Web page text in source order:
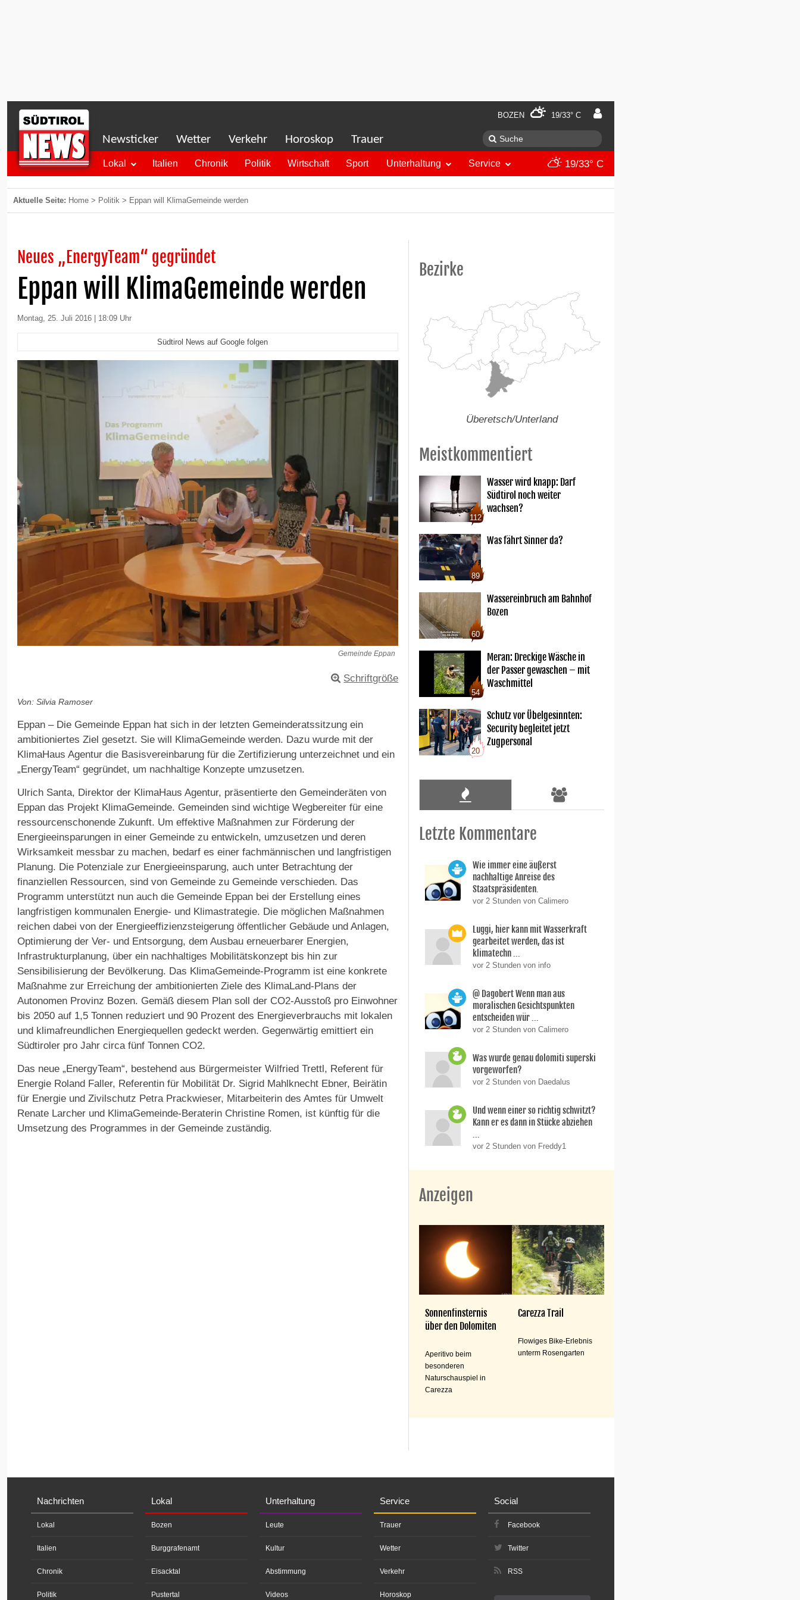
BOZEN 19/33° C
Newsticker Wetter Verkehr Horoskop Trauer
Lokal Italien Chronik Politik Wirtschaft Sport Unterhaltung Service 19/33° C
Aktuelle Seite: Home > Politik > Eppan will KlimaGemeinde werden
Neues „EnergyTeam“ gegründet
Eppan will KlimaGemeinde werden
Montag, 25. Juli 2016 | 18:09 Uhr
Südtirol News auf Google folgen
Gemeinde Eppan
Schriftgröße
Von: Silvia Ramoser
Eppan – Die Gemeinde Eppan hat sich in der letzten Gemeinderatssitzung ein
ambitioniertes Ziel gesetzt. Sie will KlimaGemeinde werden. Dazu wurde mit der
KlimaHaus Agentur die Basisvereinbarung für die Zertifizierung unterzeichnet und ein
„EnergyTeam“ gegründet, um nachhaltige Konzepte umzusetzen.
Ulrich Santa, Direktor der KlimaHaus Agentur, präsentierte den Gemeinderäten von
Eppan das Projekt KlimaGemeinde. Gemeinden sind wichtige Wegbereiter für eine
ressourcenschonende Zukunft. Um effektive Maßnahmen zur Förderung der
Energieeinsparungen in einer Gemeinde zu entwickeln, umzusetzen und deren
Wirksamkeit messbar zu machen, bedarf es einer fachmännischen und langfristigen
Planung. Die Potenziale zur Energieeinsparung, auch unter Betrachtung der
finanziellen Ressourcen, sind von Gemeinde zu Gemeinde verschieden. Das
Programm unterstützt nun auch die Gemeinde Eppan bei der Erstellung eines
langfristigen kommunalen Energie- und Klimastrategie. Die möglichen Maßnahmen
reichen dabei von der Energieeffizienzsteigerung öffentlicher Gebäude und Anlagen,
Optimierung der Ver- und Entsorgung, dem Ausbau erneuerbarer Energien,
Infrastrukturplanung, über ein nachhaltiges Mobilitätskonzept bis hin zur
Sensibilisierung der Bevölkerung. Das KlimaGemeinde-Programm ist eine konkrete
Maßnahme zur Erreichung der ambitionierten Ziele des KlimaLand-Plans der
Autonomen Provinz Bozen. Gemäß diesem Plan soll der CO2-Ausstoß pro Einwohner
bis 2050 auf 1,5 Tonnen reduziert und 90 Prozent des Energieverbrauchs mit lokalen
und klimafreundlichen Energiequellen gedeckt werden. Gegenwärtig emittiert ein
Südtiroler pro Jahr circa fünf Tonnen CO2.
Das neue „EnergyTeam“, bestehend aus Bürgermeister Wilfried Trettl, Referent für
Energie Roland Faller, Referentin für Mobilität Dr. Sigrid Mahlknecht Ebner, Beirätin
für Energie und Zivilschutz Petra Prackwieser, Mitarbeiterin des Amtes für Umwelt
Renate Larcher und KlimaGemeinde-Beraterin Christine Romen, ist künftig für die
Umsetzung des Programmes in der Gemeinde zuständig.
Bezirke
Überetsch/Unterland
Meistkommentiert
112
Wasser wird knapp: Darf
Südtirol noch weiter
wachsen?
89
Was fährt Sinner da?
60
Wassereinbruch am Bahnhof
Bozen
54
Meran: Dreckige Wäsche in
der Passer gewaschen – mit
Waschmittel
20
Schutz vor Übelgesinnten:
Security begleitet jetzt
Zugpersonal
Letzte Kommentare
Wie immer eine äußerst
nachhaltige Anreise des
Staatspräsidenten.
vor 2 Stunden von Calimero
Luggi, hier kann mit Wasserkraft
gearbeitet werden, das ist
klimatechn ...
vor 2 Stunden von info
@ Dagobert Wenn man aus
moralischen Gesichtspunkten
entscheiden wür ...
vor 2 Stunden von Calimero
Was wurde genau dolomiti superski
vorgeworfen?
vor 2 Stunden von Daedalus
Und wenn einer so richtig schwitzt?
Kann er es dann in Stücke abziehen
...
vor 2 Stunden von Freddy1
Anzeigen
Sonnenfinsternis
über den Dolomiten
Aperitivo beim
besonderen
Naturschauspiel in
Carezza
Carezza Trail
Flowiges Bike-Erlebnis
unterm Rosengarten
Nachrichten
Lokal
Italien
Chronik
Politik
Lokal
Bozen
Burggrafenamt
Eisacktal
Pustertal
Unterhaltung
Leute
Kultur
Abstimmung
Videos
Service
Trauer
Wetter
Verkehr
Horoskop
Social
Facebook
Twitter
RSS